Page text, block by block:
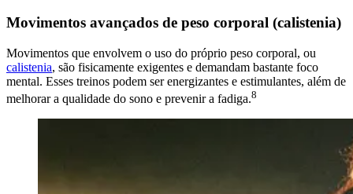
Movimentos avançados de peso corporal (calistenia)
Movimentos que envolvem o uso do próprio peso corporal, ou
calistenia, são fisicamente exigentes e demandam bastante foco
mental. Esses treinos podem ser energizantes e estimulantes, além de
melhorar a qualidade do sono e prevenir a fadiga.8